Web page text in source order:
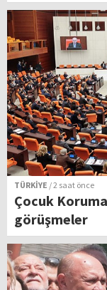
TÜRKİYE / 2 saat önce
Çocuk
görüşmeler